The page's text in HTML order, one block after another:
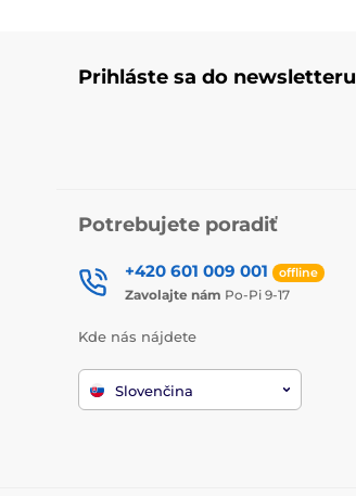
Prihláste sa do newsletteru
Potrebujete poradiť
+420 601 009 001 offline
Zavolajte nám Po-Pi 9-17
Kde nás nájdete
Slovenčina